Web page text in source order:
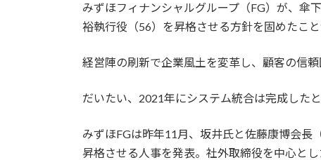
みずほフィナンシャルグループ（FG）が、傘
裕執行役（56）を昇格させる方針を固めたこ
経営陣の刷新で企業風土を変革し、顧客の信
だいたい、2021年にシステム統合は完成した
みずほFGは昨年11月、坂井氏と佐藤康博会長
昇格させる人事を発表。社外取締役を中心と